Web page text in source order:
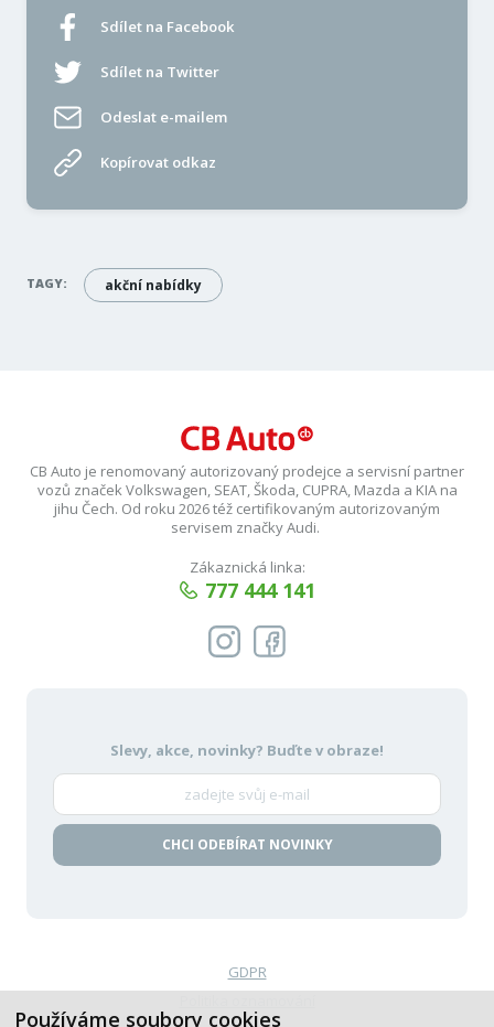
Používáme soubory cookies
Sdílet na Facebook
Sdílet na Twitter
Odeslat e-mailem
Kopírovat odkaz
TAGY: akční nabídky
CB Auto je renomovaný autorizovaný prodejce a servisní partner
vozů značek Volkswagen, SEAT, Škoda, CUPRA, Mazda a KIA na
jihu Čech. Od roku 2026 též certifikovaným autorizovaným
servisem značky Audi.
Zákaznická linka:
777 444 141
Slevy, akce, novinky? Buďte v obraze!
CHCI ODEBÍRAT NOVINKY
GDPR